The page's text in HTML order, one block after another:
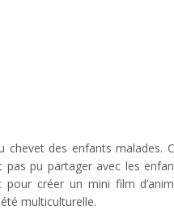
des enfants malades.
pas pu partager avec les
créer un mini film
multiculturelle.